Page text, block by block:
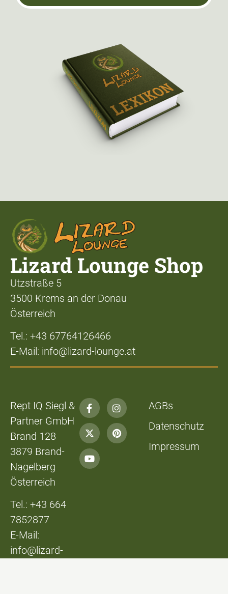
Lizard Lounge Shop
Utzstraße 5
3500 Krems an der Donau
Österreich
Tel.: +43 67764126466
E-Mail: info@lizard-lounge.at
Rept IQ Siegl &
Partner GmbH
Brand 128
3879 Brand-
Nagelberg
Österreich
Tel.: +43 664
7852877
E-Mail:
info@lizard-
AGBs
Datenschutz
Impressum